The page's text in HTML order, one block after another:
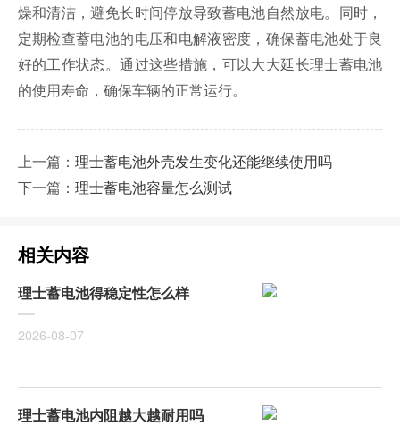
燥和清洁，避免长时间停放导致蓄电池自然放电。同时，
定期检查蓄电池的电压和电解液密度，确保蓄电池处于良
好的工作状态。通过这些措施，可以大大延长理士蓄电池
的使用寿命，确保车辆的正常运行。
上一篇： 理士蓄电池外壳发生变化还能继续使用吗
下一篇： 理士蓄电池容量怎么测试
相关内容
理士蓄电池得稳定性怎么样
2026-08-07
理士蓄电池内阻越大越耐用吗